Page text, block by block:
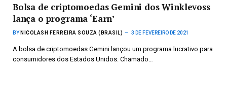
Bolsa de criptomoedas Gemini dos Winklevoss
lança o programa ‘Earn’
BY NICOLASH FERREIRA SOUZA (BRASIL) 3 DE FEVEREIRO DE 2021
A bolsa de criptomoedas Gemini lançou um programa lucrativo para
consumidores dos Estados Unidos. Chamado…